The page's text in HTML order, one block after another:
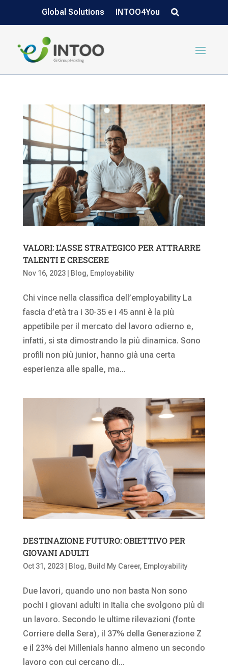
Global Solutions INTOO4You
VALORI: L’ASSE STRATEGICO PER ATTRARRE
TALENTI E CRESCERE
Nov 16, 2023| Blog, Employability
Chi vince nella classifica dell’employability La
fascia d’età tra i 30-35 e i 45 anni è la più
appetibile per il mercato del lavoro odierno e,
infatti, si sta dimostrando la più dinamica. Sono
profili non più junior, hanno già una certa
esperienza alle spalle, ma...
DESTINAZIONE FUTURO: OBIETTIVO PER
GIOVANI ADULTI
Oct 31, 2023| Blog, Build My Career, Employability
Due lavori, quando uno non basta Non sono
pochi i giovani adulti in Italia che svolgono più di
un lavoro. Secondo le ultime rilevazioni (fonte
Corriere della Sera), il 37% della Generazione Z
e il 23% dei Millenials hanno almeno un secondo
lavoro con cui cercano di...